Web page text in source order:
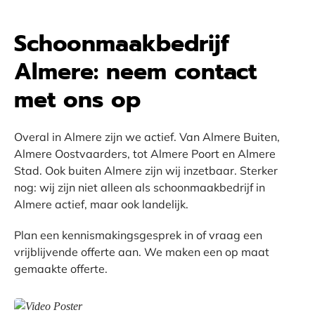
Schoonmaakbedrijf
Almere: neem contact
met ons op
Overal in Almere zijn we actief. Van Almere Buiten,
Almere Oostvaarders, tot Almere Poort en Almere
Stad. Ook buiten Almere zijn wij inzetbaar. Sterker
nog: wij zijn niet alleen als schoonmaakbedrijf in
Almere actief, maar ook landelijk.
Plan een kennismakingsgesprek in of vraag een
vrijblijvende offerte aan. We maken een op maat
gemaakte offerte.